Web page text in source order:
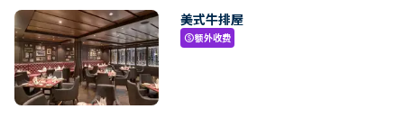
美式牛排屋
paid额外收费